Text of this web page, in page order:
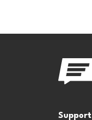
Support